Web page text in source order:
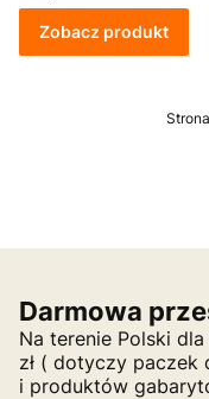
Zobacz produkt
Strona
Darmowa
Na terenie Polski
zł ( dotyczy
i produktów